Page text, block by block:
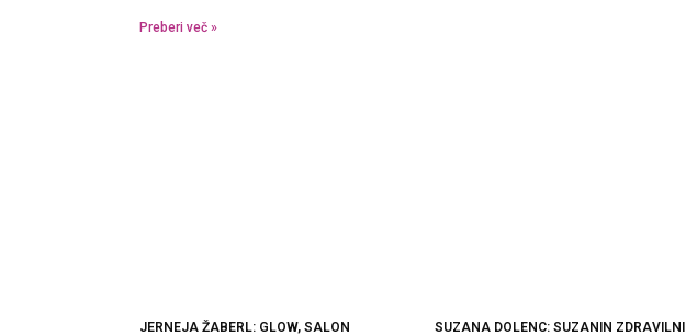
Preberi več »
JERNEJA ŽABERL: GLOW, SALON
SUZANA DOLENC: SUZANIN ZDRAVILNI